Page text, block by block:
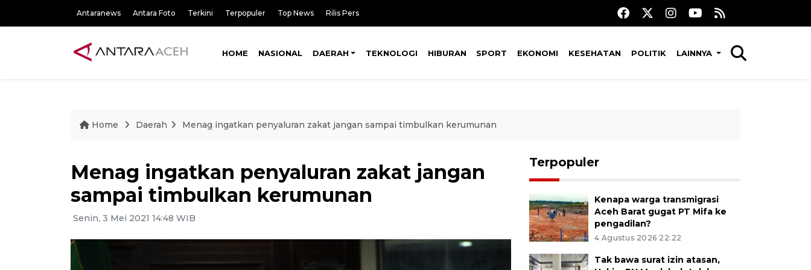
Antaranews Antara Foto Terkini Terpopuler Top News Rilis Pers
HOME NASIONAL DAERAH TEKNOLOGI HIBURAN SPORT EKONOMI KESEHATAN POLITIK LAINNYA
Home Daerah Menag ingatkan penyaluran zakat jangan sampai timbulkan kerumunan
Menag ingatkan penyaluran zakat jangan
sampai timbulkan kerumunan
Senin, 3 Mei 2021 14:48 WIB
Terpopuler
Kenapa warga transmigrasi
Aceh Barat gugat PT Mifa ke
pengadilan?
4 Agustus 2026 22:22
Tak bawa surat izin atasan,